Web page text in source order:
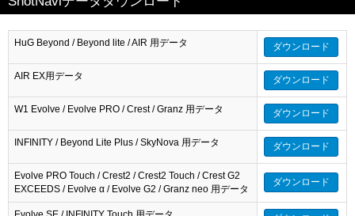
HuG Beyond / Beyond lite / AIR 用データ ダウンロード
AIR EX用データ ダウンロード
W1 Evolve / Evolve PRO / Crest / Granz 用データ ダウンロード
INFINITY / Beyond Lite Plus / SkyNova 用データ ダウンロード
Evolve PRO Touch / Crest2 / Crest2 Touch / Crest G2
EXCEEDS / Evolve α / Evolve G2 / Granz neo 用データ
ダウンロード
Evolve SE / INFINITY Touch 用データ